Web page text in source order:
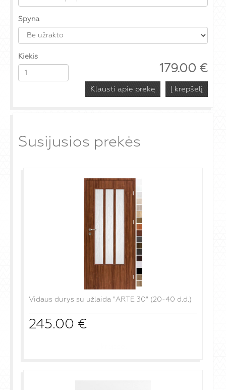
Spyna
179.00 €
Kiekis
Klausti apie prekę
Susijusios prekės
Vidaus durys su užlaida "ARTE 30" (20-40 d.d.)
245.00 €